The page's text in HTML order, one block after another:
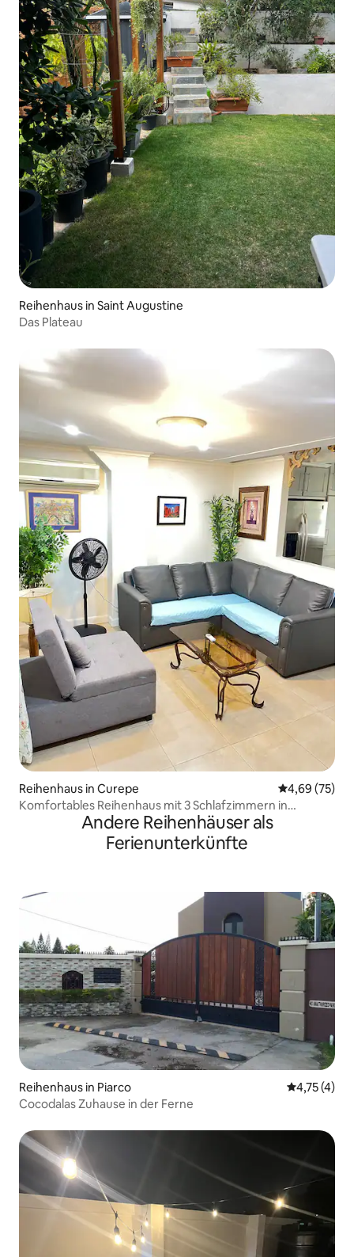
Reihenhaus in Saint Augustine
Das Plateau
Reihenhaus in Curepe
4,69 (75)
Komfortables Reihenhaus mit 3 Schlafzimmern in
großartiger LageAndere Reihenhäuser als
Ferienunterkünfte
Reihenhaus in Piarco
4,75 (4)
Cocodalas Zuhause in der Ferne